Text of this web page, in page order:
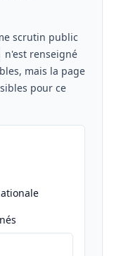
scrutin public
n'est renseigné
mais la page
pour ce